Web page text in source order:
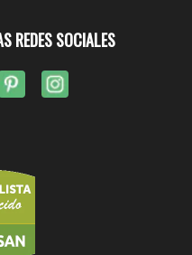
REDES SOCIALES